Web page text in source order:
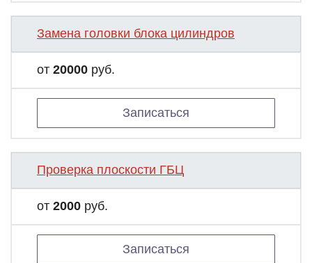
Замена головки блока цилиндров
от 20000 руб.
Записаться
Проверка плоскости ГБЦ
от 2000 руб.
Записаться